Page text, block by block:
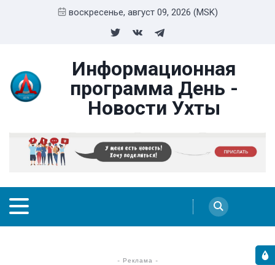
воскресенье, август 09, 2026 (MSK)
Информационная
программа День -
Новости Ухты
- Реклама -